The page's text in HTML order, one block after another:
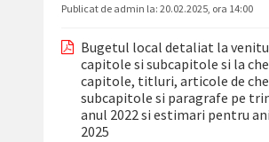
Publicat de admin la: 20.02.2025, ora 14:00
Bugetul local detaliat la
capitole si subcapitole si la
capitole, titluri, articole de
subcapitole si paragrafe pe
anul 2022 si estimari pentru
2025